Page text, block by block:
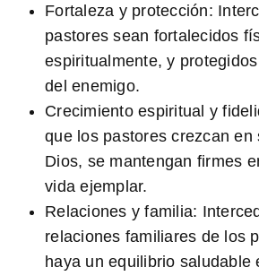
Fortaleza y protección:
pastores sean fortalecidos
espiritualmente, y
del enemigo.
Crecimiento espiritual y
que los pastores crezcan en
Dios, se mantengan firmes
vida ejemplar.
Relaciones y familia:
relaciones familiares de los
haya un equilibrio saludable